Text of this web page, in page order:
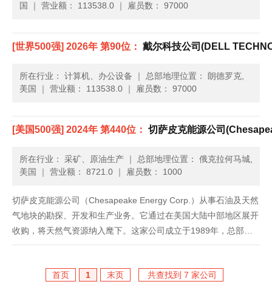
国
｜ 营业额： 113538.0 ｜ 雇员数： 97000
[世界500强] 2026年 第90位： 戴尔科技公司(DELL
所在行业： 计算机、办公设备 ｜ 总部地理位置： 朗德罗克,
美国
｜ 营业额： 113538.0 ｜ 雇员数： 97000
[美国500强] 2024年 第440位： 切萨皮克能源公司
所在行业： 采矿、原油生产 ｜ 总部地理位置： 俄克拉何马城,
美国
｜ 营业额： 8721.0 ｜ 雇员数： 1000
切萨皮克能源公司（Chesapeake Energy Corp.）从事石油及天然
气地块的勘探、开发和生产业务。它通过在美国大陆中部地区展开
收购，将天然气资源纳入麾下。这家公司成立于1989年，总部设
在俄克拉荷马州俄克拉荷马市。...
首页 1 末页 共查找到 7 家公司